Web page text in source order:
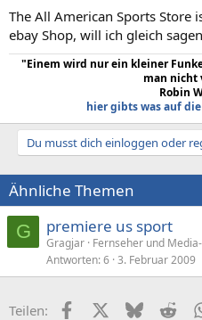
The All American Sports Store
ebay Shop, will ich gleich
"Einem wird nur ein kleiner
man nicht
Robin
hier gibts was auf
Du musst dich einloggen oder
Ähnliche Themen
G premiere us sport
Gragjar Fernseher und
Antworten 6 3. Februar 2009
Teilen: FacebookX (Twitter)
Bluesky